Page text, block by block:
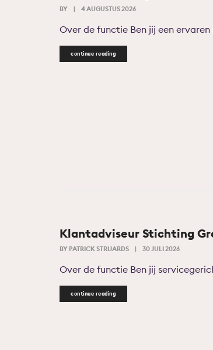
BY | 4 AUGUSTUS 2026
Over de functie Ben jij een
continue reading
Klantadviseur Stichting
BY PATRICK STRIJARDS | 30 JULI 2026
Over de functie Ben jij
continue reading